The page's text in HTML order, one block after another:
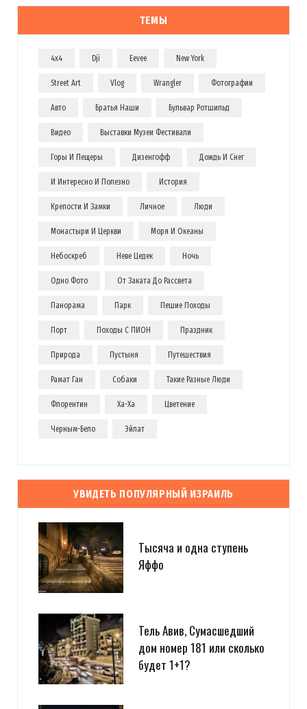
ТЕМЫ
4x4 Dji Eevee New York
Street Art Vlog Wrangler Фотографии
Авто Братья Наши Бульвар Ротшильд
Видео Выставки Музеи Фестивали
Горы И Пещеры Дизенгофф Дождь И Снег
И Интересно И Полезно История
Крепости И Замки Личное Люди
Монастыри И Церкви Моря И Океаны
Небоскреб Неве Цедек Ночь
Одно Фото От Заката До Рассвета
Панорама Парк Пешие Походы
Порт Походы С ПИОН Праздник
Природа Пустыня Путешествия
Рамат Ган Собаки Такие Разные Люди
Флорентин Ха-Ха Цветение
Черным-Бело Эйлат
УВИДЕТЬ ПОПУЛЯРНЫЙ ИЗРАИЛЬ
Тысяча и одна ступень
Яффо
Тель Авив, Сумасшедший
дом номер 181 или сколько
будет 1+1?